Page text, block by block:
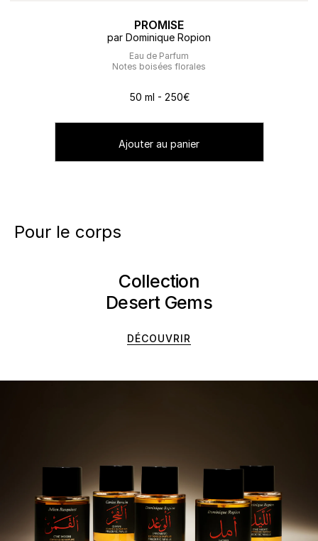
PROMISE
par Dominique Ropion
Eau de Parfum
Notes boisées florales
50 ml - 250€
Ajouter au panier
Pour le corps
Collection
Desert Gems
DÉCOUVRIR